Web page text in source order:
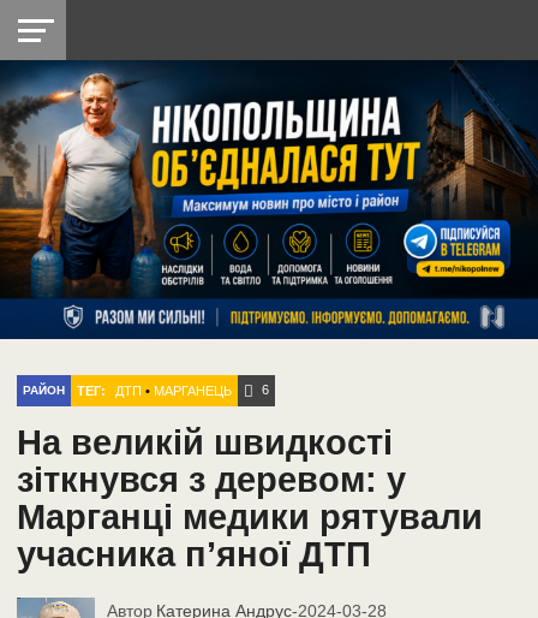
НІКОПОЛЬ
РАЙОН
СІЧЕСЛАВСЬКА
УКРАЇНА
РЕТРО
НІКОПОЛЬ
ЛАЙТ
УКРАЇНА
ДОПОМОГА
РАДІО
РАЙОН ТЕГ: ДТП •МАРГАНЕЦЬ 6
На великій швидкості
зіткнувся з деревом: у
Марганці медики рятували
учасника п’яної ДТП
Автор Катерина Андрус-2024-03-28